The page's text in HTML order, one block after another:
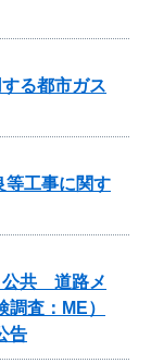
る都市ガス
等工事に関す
公共 道路メ
査：ME）
告